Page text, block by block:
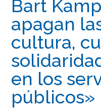
Bart
apagan
cultura,
en los
públicos»